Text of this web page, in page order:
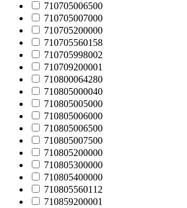
710705006500
710705007000
710705200000
710705560158
710705998002
710709200001
710800064280
710805000040
710805005000
710805006000
710805006500
710805007500
710805200000
710805300000
710805400000
710805560112
710859200001